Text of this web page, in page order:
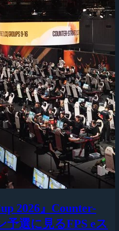
2026』Counter-
予選に見るFPS eス